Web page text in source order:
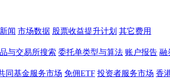
闻 市场数据 股票收益提升计划 其它费用
与交易所搜索 委托单类型与算法 账户报告 融
同基金服务市场 免佣ETF 投资者服务市场 香